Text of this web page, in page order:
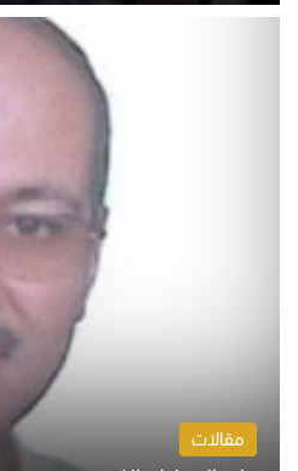
السبت 8 أغسطس 2026 10:46 ص
مقالات